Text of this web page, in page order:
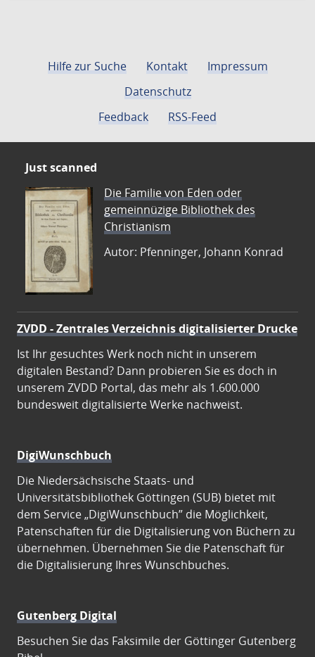
Hilfe zur Suche Kontakt
Impressum
Datenschutz
Feedback
RSS-Feed
Just scanned
Die Familie von Eden oder
gemeinnüzige Bibliothek des
Christianism
Autor: Pfenninger, Johann Konrad
ZVDD - Zentrales Verzeichnis digitalisierter Drucke
Ist Ihr gesuchtes Werk noch nicht in unserem
digitalen Bestand? Dann probieren Sie es doch in
unserem ZVDD Portal, das mehr als 1.600.000
bundesweit digitalisierte Werke nachweist.
DigiWunschbuch
Die Niedersächsische Staats- und
Universitätsbibliothek Göttingen (SUB) bietet mit
dem Service „DigiWunschbuch” die Möglichkeit,
Patenschaften für die Digitalisierung von Büchern zu
übernehmen. Übernehmen Sie die Patenschaft für
die Digitalisierung Ihres Wunschbuches.
Gutenberg Digital
Besuchen Sie das Faksimile der Göttinger Gutenberg